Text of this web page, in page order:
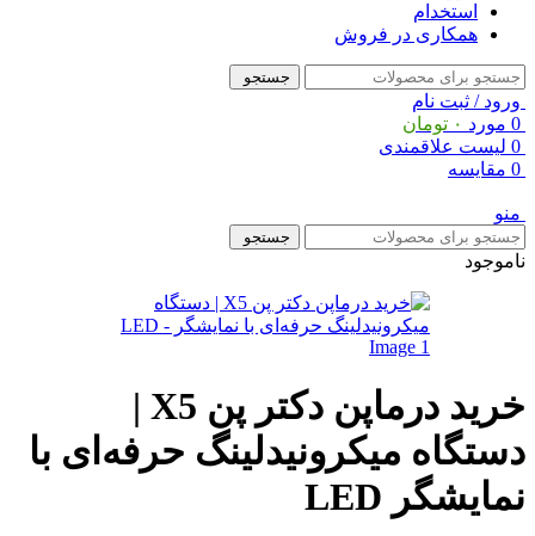
استخدام
همکاری در فروش
جستجو
ورود / ثبت نام
0 مورد ۰ تومان
0 لیست علاقمندی
0 مقایسه
منو
جستجو
ناموجود
خرید درماپن دکتر پن X5 |
دستگاه میکرونیدلینگ حرفه‌ای با
نمایشگر LED